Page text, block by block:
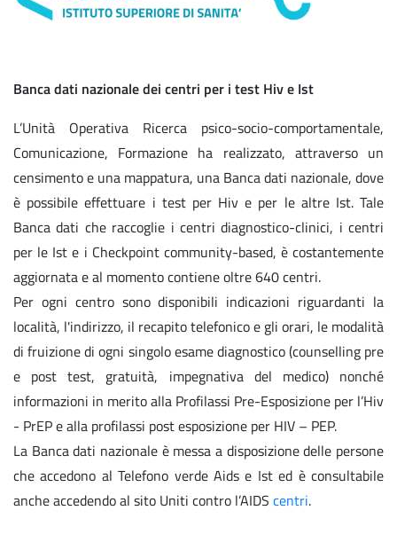
Banca dati nazionale dei centri per i test Hiv e Ist
L’Unità Operativa Ricerca psico-socio-comportamentale,
Comunicazione, Formazione ha realizzato, attraverso un
censimento e una mappatura, una Banca dati nazionale, dove
è possibile effettuare i test per Hiv e per le altre Ist. Tale
Banca dati che raccoglie i centri diagnostico-clinici, i centri
per le Ist e i Checkpoint community-based, è costantemente
aggiornata e al momento contiene oltre 640 centri.
Per ogni centro sono disponibili indicazioni riguardanti la
località, l'indirizzo, il recapito telefonico e gli orari, le modalità
di fruizione di ogni singolo esame diagnostico (counselling pre
e post test, gratuità, impegnativa del medico) nonché
informazioni in merito alla Profilassi Pre-Esposizione per l’Hiv
- PrEP e alla profilassi post esposizione per HIV – PEP.
La Banca dati nazionale è messa a disposizione delle persone
che accedono al Telefono verde Aids e Ist ed è consultabile
anche accedendo al sito Uniti contro l’AIDS centri.